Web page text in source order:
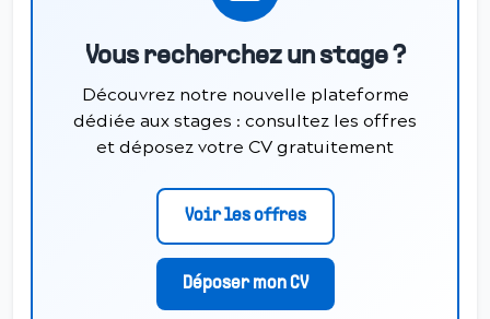
Vous recherchez un stage ?
Découvrez notre nouvelle plateforme
dédiée aux stages : consultez les offres
et déposez votre CV gratuitement
Voir les offres
Déposer mon CV